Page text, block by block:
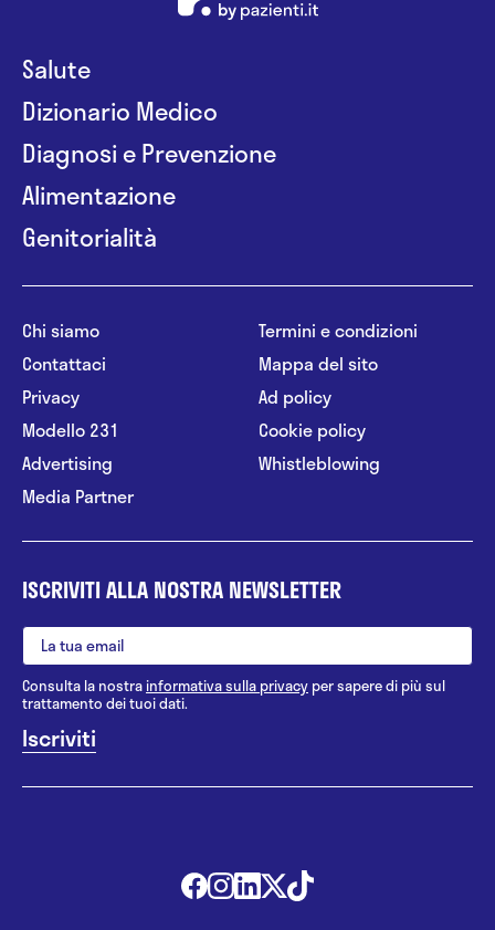
Salute
Dizionario Medico
Diagnosi e Prevenzione
Alimentazione
Genitorialità
Chi siamo
Contattaci
Privacy
Modello 231
Advertising
Media Partner
Termini e condizioni
Mappa del sito
Ad policy
Cookie policy
Whistleblowing
ISCRIVITI ALLA NOSTRA NEWSLETTER
Consulta la nostrainformativa sulla privacy per sapere di più sul
trattamento dei tuoi dati.